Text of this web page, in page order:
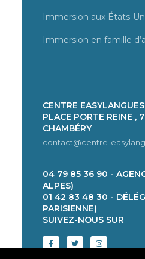
CENTRE EASYLANGUES
PLACE PORTE REINE ,
CHAMBÉRY
contact@centre-
04 79 85 36 90 -
ALPES)
01 42 83 48 30 -
PARISIENNE)
SUIVEZ-NOUS SUR